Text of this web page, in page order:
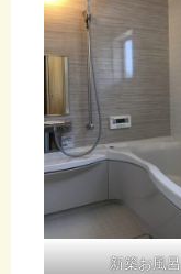
新築お風呂